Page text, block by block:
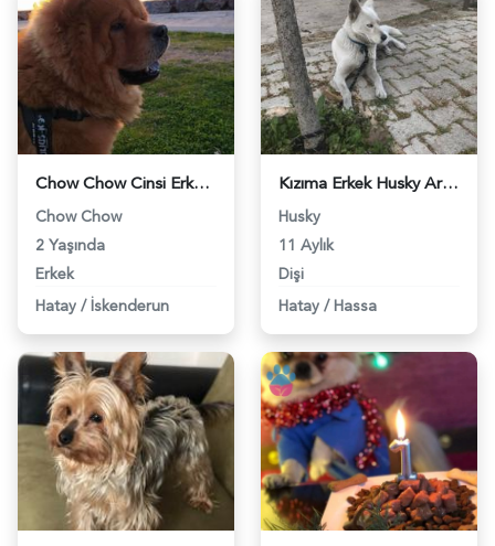
Chow Chow Cinsi Erkek 2 Yaşında Kızgınlıkta - 8696
Chow Chow
2 Yaşında
Erkek
Hatay / İskenderun
Kızıma Erkek Husky Arıyorum - 8834
Husky
11 Aylık
Dişi
Hatay / Hassa